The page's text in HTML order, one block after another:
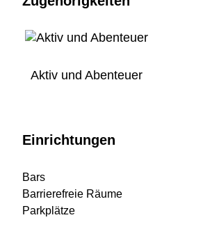
Aktiv und Abenteuer
Einrichtungen
Bars
Barrierefreie Räume
Parkplätze